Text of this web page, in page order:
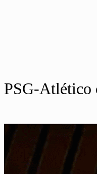
PSG-Atlético